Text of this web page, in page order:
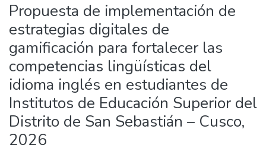
Documentos ▾
Propuesta de implementación de
estrategias digitales de
gamificación para fortalecer las
competencias lingüísticas del
idioma inglés en estudiantes de
Institutos de Educación Superior del
Distrito de San Sebastián – Cusco,
2026